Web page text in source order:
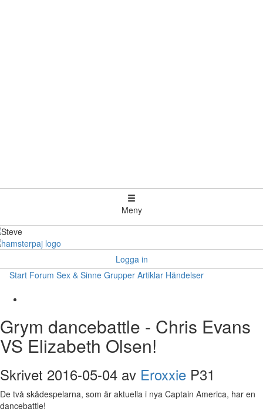
Meny
Logga in
Start Forum Sex & Sinne Grupper Artiklar Händelser
Grym dancebattle - Chris Evans
VS Elizabeth Olsen!
Skrivet 2016-05-04 av Eroxxie P31
De två skådespelarna, som är aktuella i nya Captain America, har en
dancebattle!